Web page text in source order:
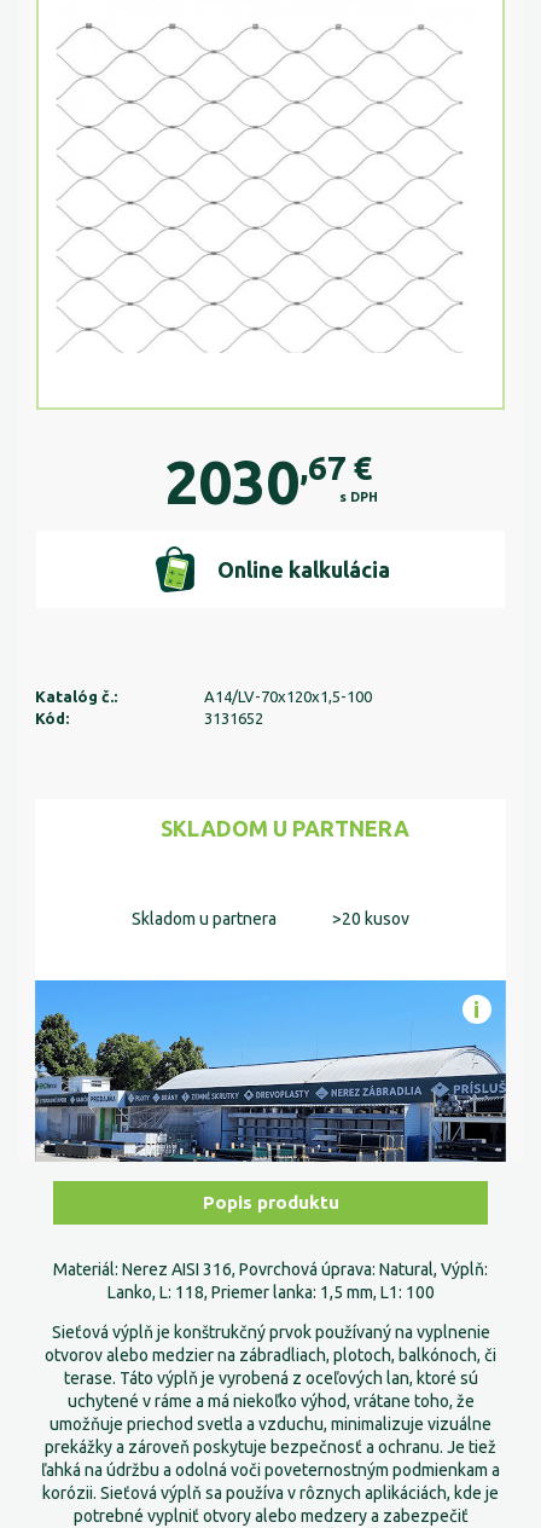
2030,67 €
s DPH
Online kalkulácia
Katalóg č.:
A14/LV-70x120x1,5-100
Kód:
3131652
SKLADOM U PARTNERA
Skladom u partnera >20 kusov
Popis produktu
Materiál: Nerez AISI 316, Povrchová úprava: Natural, Výplň:
Lanko, L: 118, Priemer lanka: 1,5 mm, L1: 100
Sieťová výplň je konštrukčný prvok používaný na vyplnenie
otvorov alebo medzier na zábradliach, plotoch, balkónoch, či
terase. Táto výplň je vyrobená z oceľových lan, ktoré sú
uchytené v ráme a má niekoľko výhod, vrátane toho, že
umožňuje priechod svetla a vzduchu, minimalizuje vizuálne
prekážky a zároveň poskytuje bezpečnosť a ochranu. Je tiež
ľahká na údržbu a odolná voči poveternostným podmienkam a
korózii. Sieťová výplň sa používa v rôznych aplikáciách, kde je
potrebné vyplniť otvory alebo medzery a zabezpečiť